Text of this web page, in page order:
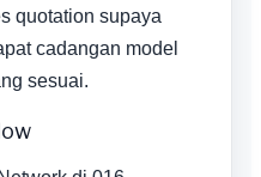
quotation supaya
cadangan model
sesuai.